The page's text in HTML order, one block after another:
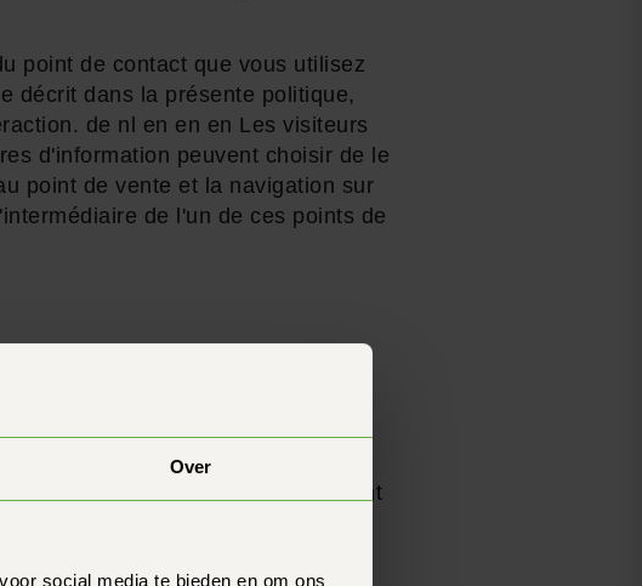
Over
social media te bieden en om ons
point de contact que vous utilisez
décrit dans la présente politique,
de nl en en en Les visiteurs
d'information peuvent choisir de le
point de vente et la navigation sur
de l'un de ces points de
en ligne ;
(visiteurs) pour les visiteurs du
en matière de cookies suivant
cookies est distincte de la
via ce lien.